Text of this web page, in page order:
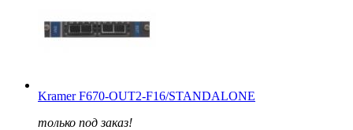
Kramer F670-OUT2-F16/STANDALONE
только под заказ!